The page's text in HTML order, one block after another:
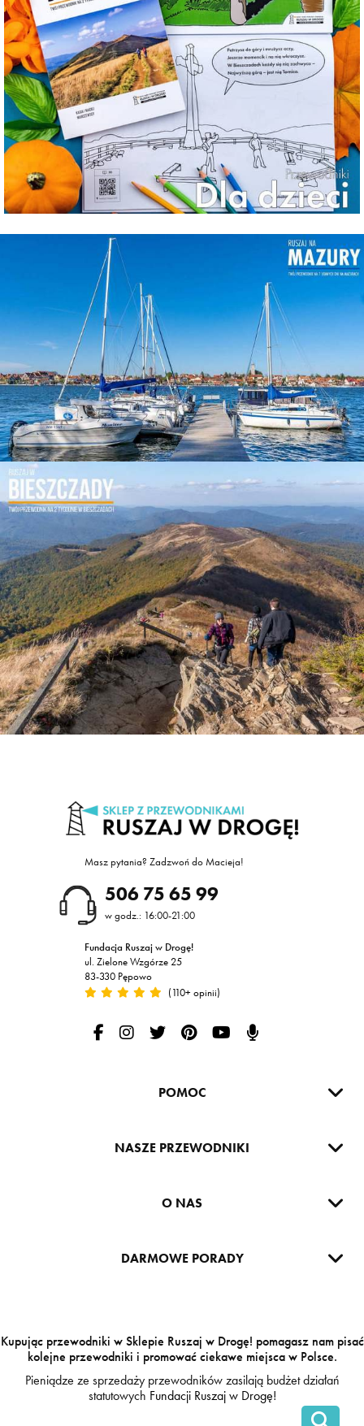
Masz pytania? Zadzwoń do Macieja!
605
w godz.: 16:00-21:00
Fundacja Ruszaj w Drogę!
ul. Zielone Wzgórze 25
83-330 Pępowo
(110+ opinii)
POMOC
NASZE PRZEWODNIKI
O NAS
DARMOWE PORADY
Kupując przewodniki w Sklepie Ruszaj w Drogę! pomagasz nam pisać
kolejne przewodniki i promować ciekawe miejsca w Polsce.
Pieniądze ze sprzedaży przewodników zasilają budżet działań
statutowych Fundacji Ruszaj w Drogę!